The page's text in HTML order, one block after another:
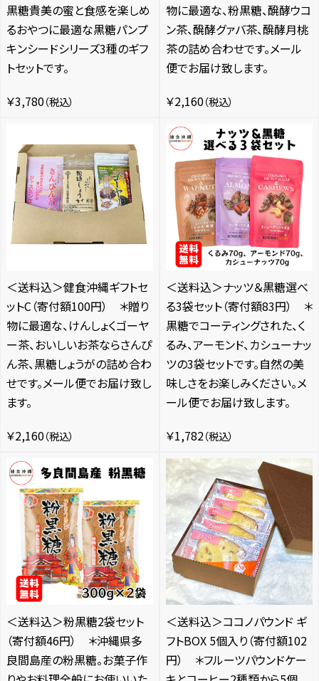
黒糖貴美の蜜と食感を楽しめ
るおやつに最適な黒糖パンプ
キンシードシリーズ3種のギフ
トセットです。
￥3,780（税込）
物に最適な、粉黒糖、醗酵ウコ
ン茶、醗酵グァバ茶、醗酵月桃
茶の詰め合わせです。メール
便でお届け致します。
￥2,160（税込）
＜送料込＞健食沖縄ギフトセ
ットC（寄付額100円） ＊贈り
物に最適な、けんしょくゴーヤ
ー茶、おいしいお茶ならさんぴ
ん茶、黒糖しょうがの詰め合わ
せです。メール便でお届け致し
ます。
￥2,160（税込）
＜送料込＞ナッツ＆黒糖選べ
る3袋セット（寄付額83円） ＊
黒糖でコーティングされた、く
るみ、アーモンド、カシューナッ
ツの3袋セットです。自然の美
味しさをお楽しみください。メ
ール便でお届け致します。
￥1,782（税込）
＜送料込＞粉黒糖2袋セット
（寄付額46円） ＊沖縄県多
良間島産の粉黒糖。お菓子作
＜送料込＞ココノパウンド ギ
フトBOX 5個入り（寄付額102
円） ＊フルーツパウンドケー